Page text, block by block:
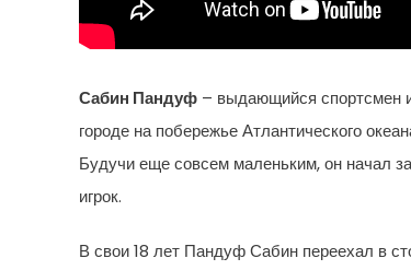
Сабин Пандуф – выдающийся спортсмен
городе на побережье Атлантического
Будучи еще совсем маленьким, он начал
игрок.
В свои 18 лет Пандуф Сабин переехал в